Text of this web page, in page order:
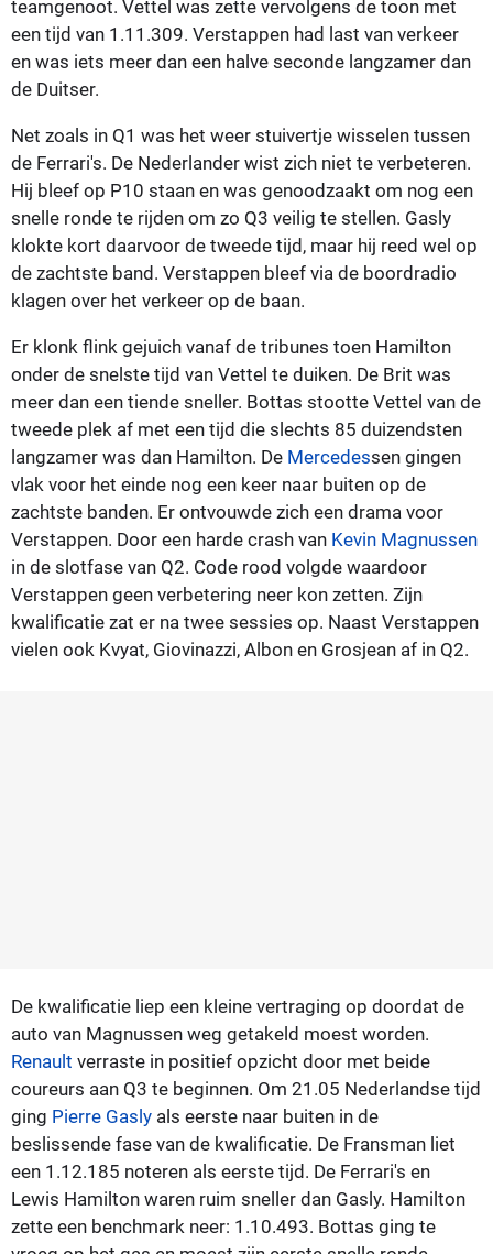
teamgenoot. Vettel was zette vervolgens de toon met
een tijd van 1.11.309. Verstappen had last van verkeer
en was iets meer dan een halve seconde langzamer dan
de Duitser.
Net zoals in Q1 was het weer stuivertje wisselen tussen
de Ferrari's. De Nederlander wist zich niet te verbeteren.
Hij bleef op P10 staan en was genoodzaakt om nog een
snelle ronde te rijden om zo Q3 veilig te stellen. Gasly
klokte kort daarvoor de tweede tijd, maar hij reed wel op
de zachtste band. Verstappen bleef via de boordradio
klagen over het verkeer op de baan.
Er klonk flink gejuich vanaf de tribunes toen Hamilton
onder de snelste tijd van Vettel te duiken. De Brit was
meer dan een tiende sneller. Bottas stootte Vettel van de
tweede plek af met een tijd die slechts 85 duizendsten
langzamer was dan Hamilton. De Mercedessen gingen
vlak voor het einde nog een keer naar buiten op de
zachtste banden. Er ontvouwde zich een drama voor
Verstappen. Door een harde crash van Kevin Magnussen
in de slotfase van Q2. Code rood volgde waardoor
Verstappen geen verbetering neer kon zetten. Zijn
kwalificatie zat er na twee sessies op. Naast Verstappen
vielen ook Kvyat, Giovinazzi, Albon en Grosjean af in Q2.
De kwalificatie liep een kleine vertraging op doordat de
auto van Magnussen weg getakeld moest worden.
Renault verraste in positief opzicht door met beide
coureurs aan Q3 te beginnen. Om 21.05 Nederlandse tijd
ging Pierre Gasly als eerste naar buiten in de
beslissende fase van de kwalificatie. De Fransman liet
een 1.12.185 noteren als eerste tijd. De Ferrari's en
Lewis Hamilton waren ruim sneller dan Gasly. Hamilton
zette een benchmark neer: 1.10.493. Bottas ging te